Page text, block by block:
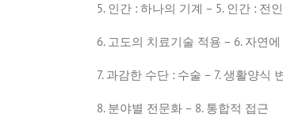
5. 인간 : 하나의 기계 – 5. 인간 : 전
6. 고도의 치료기술 적용 – 6. 자연
7. 과감한 수단 : 수술 – 7.생활양식
8. 분야별 전문화 – 8. 통합적 접근